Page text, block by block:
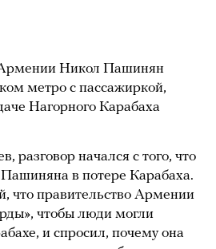
Никол Пашинян
метро с пассажиркой,
Нагорного Карабаха
разговор начался с того, что
в потере Карабаха.
что правительство Армении
чтобы люди могли
и спросил, почему она